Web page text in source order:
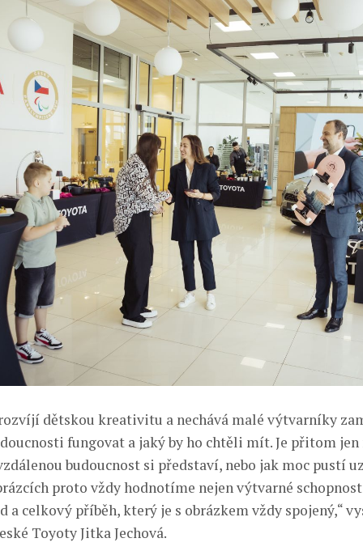
dětskou kreativitu a nechává malé výtvarníky
fungovat a jaký by ho chtěli mít. Je přitom jen
budoucnost si představí, nebo jak moc pustí
proto vždy hodnotíme nejen výtvarné
a celkový příběh, který je s obrázkem vždy spojený,“
Toyoty Jitka Jechová.